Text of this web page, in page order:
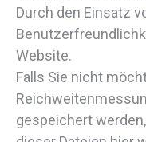
Durch den Einsatz
Website.
Falls Sie nicht
gespeichert